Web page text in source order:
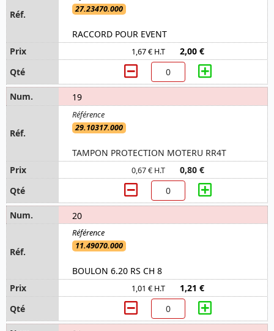
27.23470.000
RACCORD POUR EVENT
1,67 € H.T 2,00 €
19
29.10317.000
TAMPON PROTECTION MOTERU RR4T
0,67 € H.T 0,80 €
20
11.49070.000
BOULON 6.20 RS CH 8
1,01 € H.T 1,21 €